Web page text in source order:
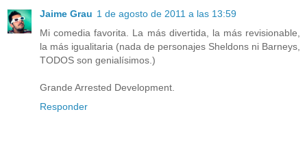
Jaime Grau 1 de agosto de 2011 a las 13:59
Mi comedia favorita. La más divertida, la más revisionable,
la más igualitaria (nada de personajes Sheldons ni Barneys,
TODOS son genialísimos.)
Grande Arrested Development.
Responder